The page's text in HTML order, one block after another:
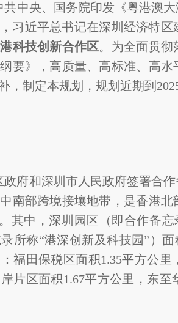
共中央、国务院印发《粤港澳
，习近平总书记在深圳经济特
科技创新合作区。为全面贯彻
要》，高质量、高标准、高
，制定本规划，规划近期到
政府和深圳市人民政府签署合
南部跨境接壤地带，是香港
其中，深圳园区（即合作备
所称“港深创新及科技园”）
福田保税区面积1.35平方公
片区面积1.67平方公里，东